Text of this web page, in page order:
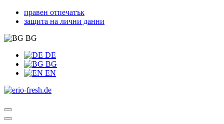
правен отпечатък
защита на лични данни
BG
DE
BG
EN